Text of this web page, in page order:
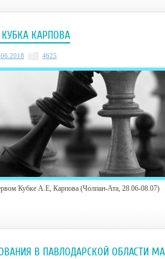
КАРПОВА
4625
Кубке А.Е, Карпова (Чолпан-Ата, 28.06-08.07)
В ПАВЛОДАРСКОЙ ОБЛАСТИ